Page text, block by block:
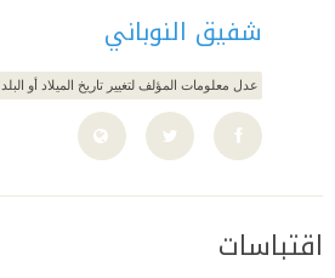
شفيق النوباني
عدل معلومات المؤلف لتغيير تاريخ الميلاد أو البلد
اقتباسات